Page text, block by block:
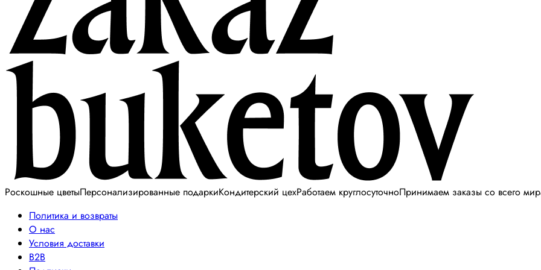
Роскошные цветыПерсонализированные подаркиКондитерский цехРаботаем круглосуточноПринимаем заказы со всего
Политика и возвраты
О нас
Условия доставки
B2B